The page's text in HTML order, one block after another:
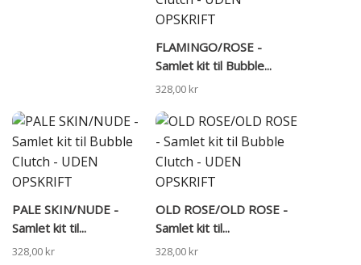
FLAMINGO/ROSE -
Samlet kit til Bubble...
328,00 kr
PALE SKIN/NUDE -
Samlet kit til...
328,00 kr
OLD ROSE/OLD ROSE -
Samlet kit til...
328,00 kr